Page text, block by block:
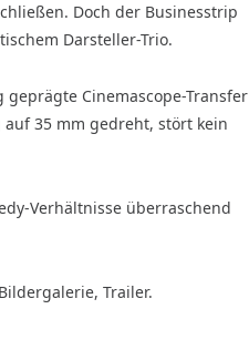
Doch der Businesstrip
Darsteller-Trio.
Cinemascope-Transfer
35 mm gedreht, stört kein
Verhältnisse überraschend
Trailer.